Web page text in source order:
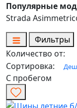
Популярные
Strada
Фильтры
Количество от:
Сортировка:
С пробегом